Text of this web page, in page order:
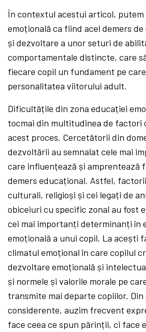
În contextul acestui articol, putem
emoțională ca fiind acel demers
și dezvoltare a unor seturi de
comportamentale distincte, care
fiecare copil un fundament pe
personalitatea viitorului adult.
Dificultățile din zona educației
tocmai din multitudinea de factori
acest proces. Cercetătorii din
dezvoltării au semnalat cele mai
care influențează și amprentează
demers educațional. Astfel,
culturali, religioși și cei legați de
obiceiuri cu specific zonal au fost
cei mai importanți determinanți în
emoțională a unui copil. La acești
climatul emoțional în care copilul
dezvoltare emoțională și
și normele și valorile morale pe
transmite mai departe copiilor. Din
considerente, auzim frecvent
face ceea ce spun părinții, ci face